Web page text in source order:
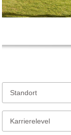
Standort
Karrierelevel